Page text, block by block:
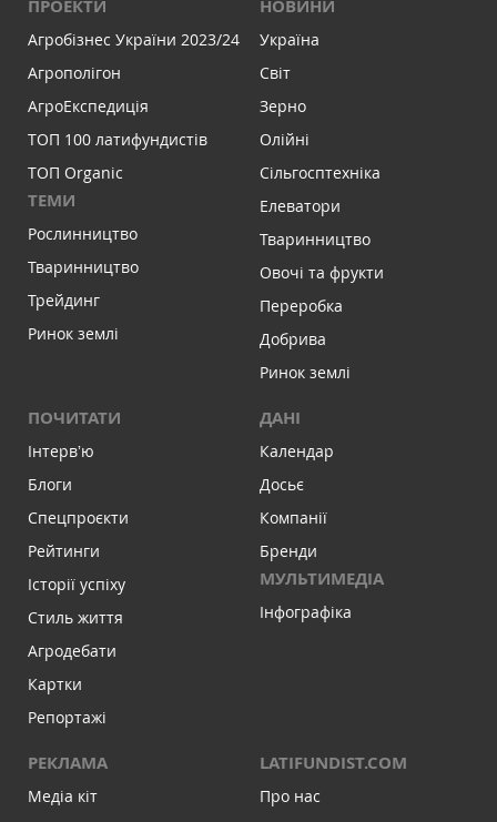
ПРОЕКТИ
Агробізнес України 2023/24
Агрополігон
АгроЕкспедиція
ТОП 100 латифундистів
ТОП Organic
ТЕМИ
Рослинництво
Тваринництво
Трейдинг
Ринок землі
НОВИНИ
Україна
Світ
Зерно
Олійні
Сільгосптехніка
Елеватори
Тваринництво
Овочі та фрукти
Переробка
Добрива
Ринок землі
ПОЧИТАТИ
Інтервʼю
Блоги
Спецпроєкти
Рейтинги
Історії успіху
Стиль життя
Агродебати
Картки
Репортажі
ДАНІ
Календар
Досьє
Компанії
Бренди
МУЛЬТИМЕДІА
Інфографіка
РЕКЛАМА
Медіа кіт
LATIFUNDIST.COM
Про нас